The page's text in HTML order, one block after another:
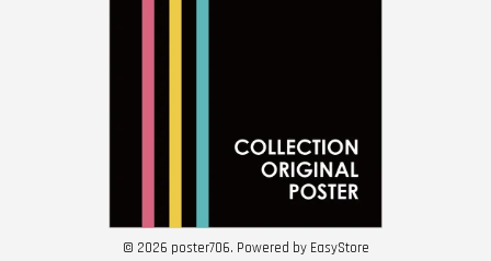
© 2026 poster706. Powered by EasyStore